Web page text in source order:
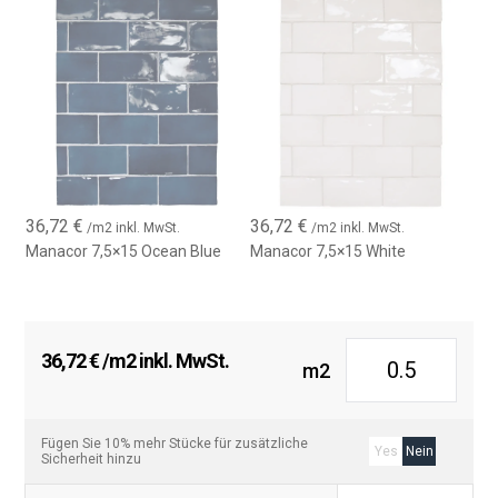
36,72€ /m2 inkl. MwSt.
Manacor 7,5×15 Ocean Blue
36,72 € /m2 inkl. MwSt.
Manacor 7,5×15 White
36,72€/m2 inkl. MwSt. m2
Fügen Sie 10% mehr Stücke für zusätzliche
Sicherheit hinzu
Yes Nein